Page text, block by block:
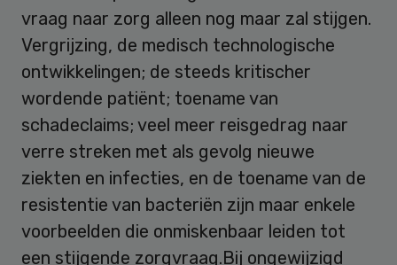
vraag naar zorg alleen nog maar zal stijgen.
Vergrijzing, de medisch technologische
ontwikkelingen; de steeds kritischer
wordende patiënt; toename van
schadeclaims; veel meer reisgedrag naar
verre streken met als gevolg nieuwe
ziekten en infecties, en de toename van de
resistentie van bacteriën zijn maar enkele
voorbeelden die onmiskenbaar leiden tot
een stijgende zorgvraag.Bij ongewijzigd